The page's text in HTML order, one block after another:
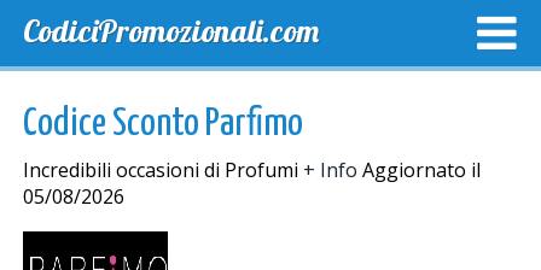
CodiciPromozionali.com
Codice Sconto Parfimo
Incredibili occasioni di Profumi + Info Aggiornato il
05/08/2026